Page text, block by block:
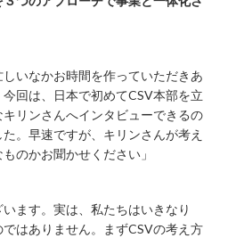
しいなかお時間を作っていただきあ
回は、日本で初めてCSV本部を立
リンさんへインタビューできるの
。早速ですが、キリンさんが考え
のかお聞かせください」
ます。実は、私たちはいきなり
はありません。まずCSVの考え方